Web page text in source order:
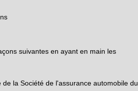
suivantes en ayant en main les
la Société de l'assurance automobile du